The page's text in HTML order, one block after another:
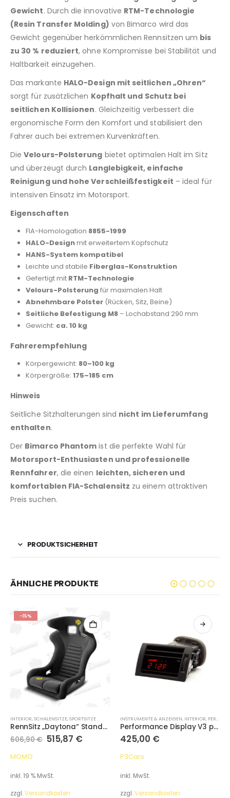
Gewicht. Durch die innovative RTM-Technologie
(Resin Transfer Molding) von Bimarco wird das
Gewicht gegenüber herkömmlichen Rennsitzen um bis
zu 30 % reduziert, ohne Kompromisse bei Stabilität und
Haltbarkeit einzugehen.
Das markante HALO-Design mit seitlichen „Ohren“
sorgt für zusätzlichen Kopfhalt und Schutz bei
seitlichen Kollisionen. Gleichzeitig verbessert die
ergonomische Form den Komfort und stabilisiert den
Fahrer auch bei extremen Kurvenkräften.
DieVelours-Polsterung bietet optimalen Halt im Sitz
und überzeugt durch Langlebigkeit, einfache
Reinigung und hohe Verschleißfestigkeit – ideal für
intensiven Einsatz im Motorsport.
Eigenschaften
FIA-Homologation 8855-1999
HALO-Designmit erweitertem Kopfschutz
HANS-System kompatibel
Leichte und stabile Fiberglas-Konstruktion
Gefertigt mit RTM-Technologie
Velours-Polsterung für maximalen Halt
Abnehmbare Polster(Rücken, Sitz, Beine)
Seitliche Befestigung M8– Lochabstand 290 mm
Gewicht: ca. 10 kg
Fahrerempfehlung
Körpergewicht: 80–100 kg
Körpergröße: 175–185 cm
Hinweis
Seitliche Sitzhalterungen sind nicht im Lieferumfang
enthalten.
Der Bimarco Phantom ist die perfekte Wahl für
Motorsport-Enthusiasten und professionelle
Rennfahrer, die einen leichten, sicheren und
komfortablen FIA-Schalensitz zu einem attraktiven
Preis suchen.
PRODUKTSICHERHEIT
ÄHNLICHE PRODUKTE
-15%
INTERIOR,SCHALENSITZE,SPORTSITZE
RennSitz „Daytona“ Standard
606,90€ 515,87 €
MOMO
inkl. 19 % MwSt.
zzgl.Versandkosten
INSTRUMENTE & ANZEIGEN, INTERIOR, PERFORMANCE DISPLAYS
Performance Display V3 passend für Audi A4 / S4 / RS4 B7 2005-2008
425,00 €
P3Cars
inkl. MwSt.
zzgl.Versandkosten